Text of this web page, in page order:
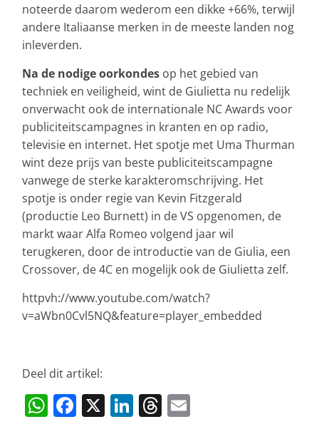
noteerde daarom wederom een dikke +66%, terwijl
andere Italiaanse merken in de meeste landen nog
inleverden.
Na de nodige oorkondes op het gebied van
techniek en veiligheid, wint de Giulietta nu redelijk
onverwacht ook de internationale NC Awards voor
publiciteitscampagnes in kranten en op radio,
televisie en internet. Het spotje met Uma Thurman
wint deze prijs van beste publiciteitscampagne
vanwege de sterke karakteromschrijving. Het
spotje is onder regie van Kevin Fitzgerald
(productie Leo Burnett) in de VS opgenomen, de
markt waar Alfa Romeo volgend jaar wil
terugkeren, door de introductie van de Giulia, een
Crossover, de 4C en mogelijk ook de Giulietta zelf.
httpvh://www.youtube.com/watch?
v=aWbn0Cvl5NQ&feature=player_embedded
Deel dit artikel:
W F X Li T